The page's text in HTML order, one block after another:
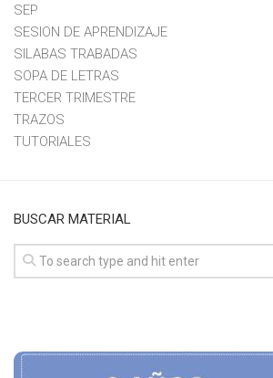
SEP
SESION DE APRENDIZAJE
SILABAS TRABADAS
SOPA DE LETRAS
TERCER TRIMESTRE
TRAZOS
TUTORIALES
BUSCAR MATERIAL